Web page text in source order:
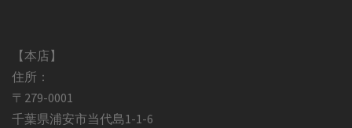
【本店】
住所：
〒279-0001
千葉県浦安市当代島1-1-6